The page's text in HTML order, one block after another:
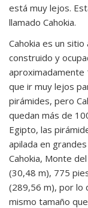
está muy lejos.
llamado Cahokia.
Cahokia es un
construido y
aproximadamente
que ir muy lejos
pirámides, pero
quedan más de
Egipto, las
apilada en grandes
Cahokia, Monte
(30,48 m), 775
(289,56 m), por lo
mismo tamaño